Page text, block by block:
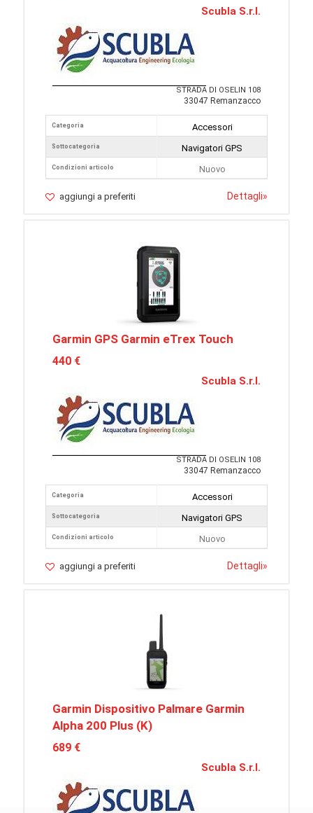
Scubla S.r.l.
STRADA DI OSELIN 108
33047 Remanzacco
Categoria
Sottocategoria
Condizioni articolo
Accessori
Navigatori GPS
Nuovo
aggiungi a preferiti Dettagli»
Garmin GPS Garmin eTrex Touch
440 €
Scubla S.r.l.
STRADA DI OSELIN 108
33047 Remanzacco
Categoria
Sottocategoria
Condizioni articolo
Accessori
Navigatori GPS
Nuovo
aggiungi a preferiti Dettagli»
Garmin Dispositivo Palmare Garmin
Alpha 200 Plus (K)
689 €
Scubla S.r.l.